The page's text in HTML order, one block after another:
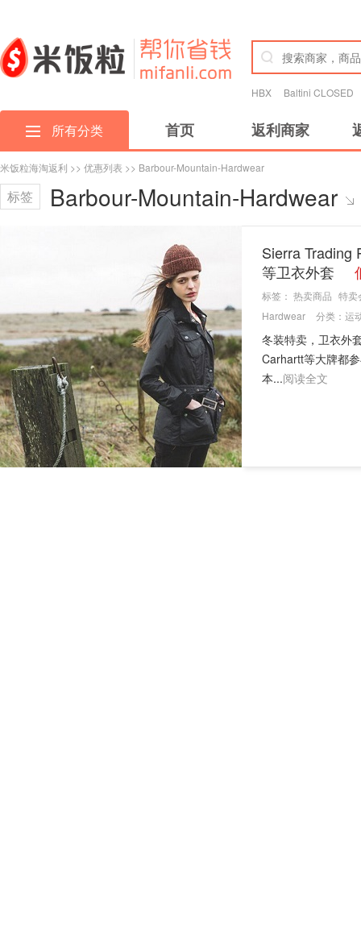
HBX Baltini CLOSED
所有分类 首页 返利商家
米饭粒海淘返利 >> 优惠列表 >> Barbour-Mountain-Hardwear
标签 Barbour-Mountain-Hardwear
Sierra Trading
等卫衣外套
标签： 热卖商品 特卖
Hardwear
分类： 运
冬装特卖，卫衣外
Carhartt等大牌都
本...阅读全文